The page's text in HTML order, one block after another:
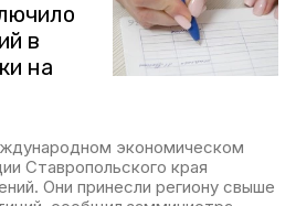
в
на
экономическом
Ставропольского края
Они принесли региону свыше